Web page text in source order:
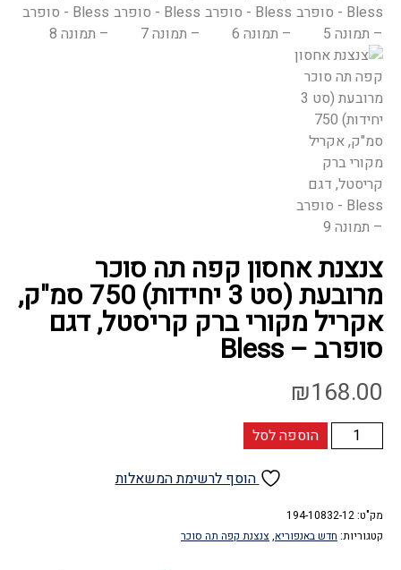
צנצנת אחסון קפה תה סוכר
מרובעת (סט 3 יחידות) 750 סמ"ק,
אקריל מקורי ברק קריסטל, דגם
סופרב – Bless
₪168.00
כמות
של
קפה
תה
הוספה לסל
הוסף לרשימת המשאלות
מק"ט: 194-10832-12
קטגוריות: חדש באנפוריא, צנצנת קפה תה סוכר